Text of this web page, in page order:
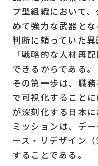
プ型組織において
めて強力な武器と
判断に頼っていた
「戦略的な人材再
できるからである。
その第一歩は、職
で可視化すること
が深刻化する日本
ミッションは、デ
ース・リデザイン
することである。